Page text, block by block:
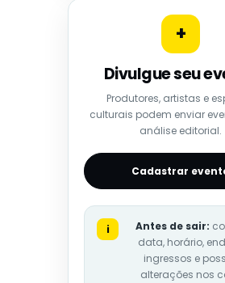
+
Divulgue seu
Produtores, artistas e
culturais podem enviar
análise editorial.
Cadastrar
i Antes de sair:
data, horário,
ingressos e
alterações nos